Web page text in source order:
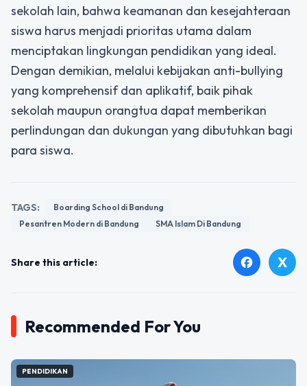
sekolah lain, bahwa keamanan dan kesejahteraan
siswa harus menjadi prioritas utama dalam
menciptakan lingkungan pendidikan yang ideal.
Dengan demikian, melalui kebijakan anti-bullying
yang komprehensif dan aplikatif, baik pihak
sekolah maupun orangtua dapat memberikan
perlindungan dan dukungan yang dibutuhkan bagi
para siswa.
TAGS:
Boarding School di Bandung
Pesantren Modern di Bandung
SMA Islam Di Bandung
Share this article: facebook X
Recommended For You
PENDIDIKAN